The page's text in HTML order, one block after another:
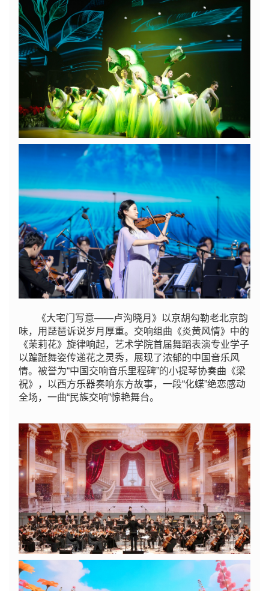
《大宅门写意——卢沟晓月》以京胡勾勒老北京韵
味，用琵琶诉说岁月厚重。交响组曲《炎黄风情》中的
《茉莉花》旋律响起，艺术学院首届舞蹈表演专业学子
以蹁跹舞姿传递花之灵秀，展现了浓郁的中国音乐风
情。被誉为“中国交响音乐里程碑”的小提琴协奏曲《梁
祝》，以西方乐器奏响东方故事，一段“化蝶”绝恋感动
全场，一曲“民族交响”惊艳舞台。